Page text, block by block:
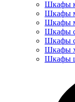
Шкафы
Шкафы
Шкафы
Шкафы с
Шкафы
Шкафы
Шкафы